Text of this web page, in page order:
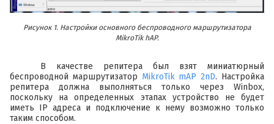
Рисунок 1. Настройки основного беспроводного маршрутизатора
MikroTik hAP.
В качестве репитера был взят миниатюрный
беспроводной маршрутизатор MikroTik mAP 2nD. Настройка
репитера должна выполняться только через Winbox,
поскольку на определенных этапах устройство не будет
иметь IP адреса и подключение к нему возможно только
таким способом.